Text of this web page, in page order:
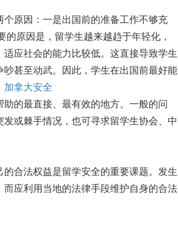
因：一是出国前的准备工作不够充
原因是，留学生越来越趋于年轻化，
应社会的能力比较低。这直接导致学生
甚至动武。因此，学生在出国前最好能
加拿大安全
的最直接、最有效的地方。一般的问
或棘手情况，也可寻求留学生协会、中
合法权益是留学安全的重要课题。发生
应利用当地的法律手段维护自身的合法